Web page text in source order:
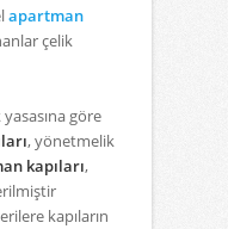
apartman
çelik
göre
, yönetmelik
kapıları,
kapıların